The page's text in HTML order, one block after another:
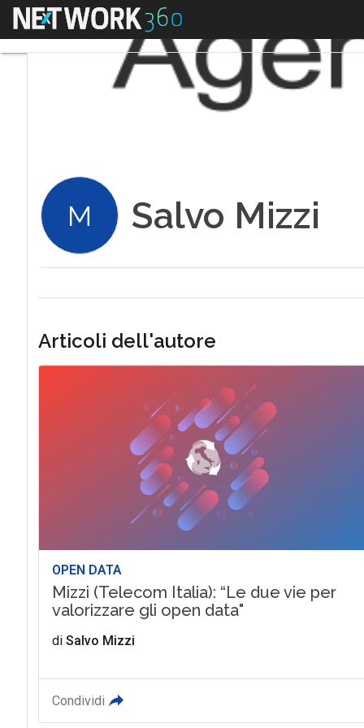
Menu
M Salvo Mizzi
Articoli dell'autore
OPEN DATA
Mizzi (Telecom Italia): “Le due vie per
valorizzare gli open data"
di Salvo Mizzi
Condividi